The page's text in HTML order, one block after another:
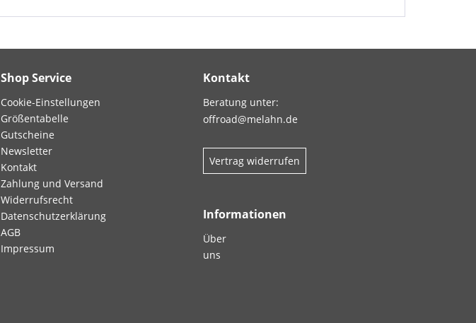
Shop Service
Cookie-Einstellungen
Größentabelle
Gutscheine
Newsletter
Kontakt
Zahlung und Versand
Widerrufsrecht
Datenschutzerklärung
AGB
Impressum
Kontakt
Beratung unter:
offroad@melahn.de
Vertrag widerrufen
Informationen
Über
uns